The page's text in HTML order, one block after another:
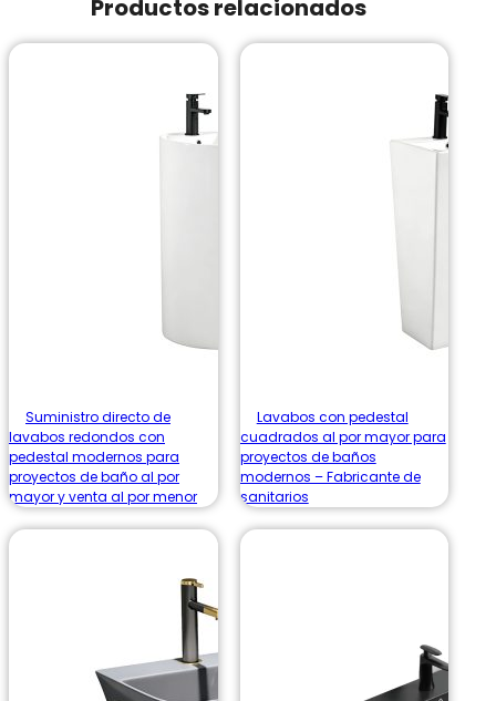
Productos relacionados
Suministro directo de
lavabos redondos con
pedestal modernos para
proyectos de baño al por
mayor y venta al por menor
Lavabos con pedestal
cuadrados al por mayor para
proyectos de baños
modernos – Fabricante de
sanitarios